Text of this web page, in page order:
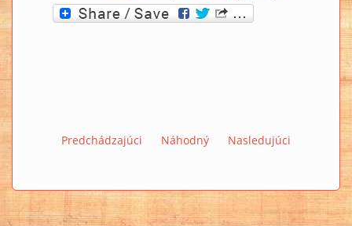
Predchádzajúci Náhodný Nasledujúci